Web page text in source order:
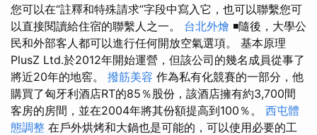
您可以在“註釋和特殊請求”字段中寫入它，也可以聯繫您可
以直接閱讀給住宿的聯繫人之一。 台北外燴 ◾隨後，大學公
民和外部客人都可以進行任何開放空氣選項。 基本原理
PlusZ Ltd.於2012年開始運營，但該公司的幾名成員從事了
將近20年的地窖。 撥筋美容 作為私有化競賽的一部分，他
購買了匈牙利酒店RT的85％股份，該酒店擁有約3,700間
客房的房間，並在2004年將其份額提高到100％。 西屯體
態調整 在戶外烘烤和大鍋也是可能的，可以使用必要的工